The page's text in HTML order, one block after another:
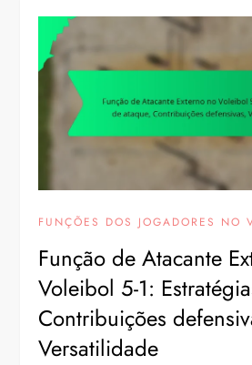
FUNÇÕES DOS JOGADORES NO
Função de Atacante
Voleibol 5-1:
Contribuições
Versatilidade